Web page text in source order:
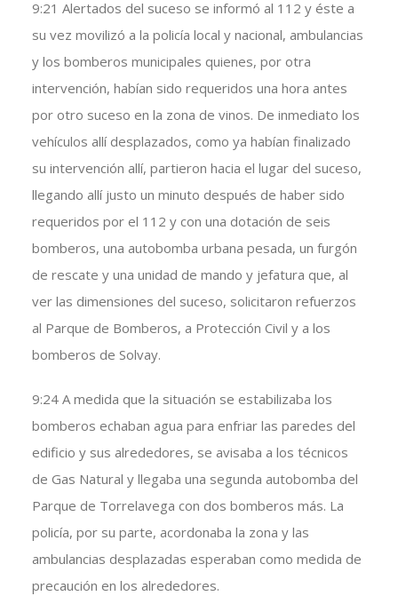
9:21 Alertados del suceso se informó al 112 y éste a
su vez movilizó a la policía local y nacional, ambulancias
y los bomberos municipales quienes, por otra
intervención, habían sido requeridos una hora antes
por otro suceso en la zona de vinos. De inmediato los
vehículos allí desplazados, como ya habían finalizado
su intervención allí, partieron hacia el lugar del suceso,
llegando allí justo un minuto después de haber sido
requeridos por el 112 y con una dotación de seis
bomberos, una autobomba urbana pesada, un furgón
de rescate y una unidad de mando y jefatura que, al
ver las dimensiones del suceso, solicitaron refuerzos
al Parque de Bomberos, a Protección Civil y a los
bomberos de Solvay.
9:24 A medida que la situación se estabilizaba los
bomberos echaban agua para enfriar las paredes del
edificio y sus alrededores, se avisaba a los técnicos
de Gas Natural y llegaba una segunda autobomba del
Parque de Torrelavega con dos bomberos más. La
policía, por su parte, acordonaba la zona y las
ambulancias desplazadas esperaban como medida de
precaución en los alrededores.